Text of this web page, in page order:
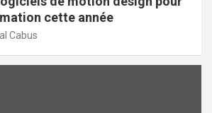
cette année
Cabus